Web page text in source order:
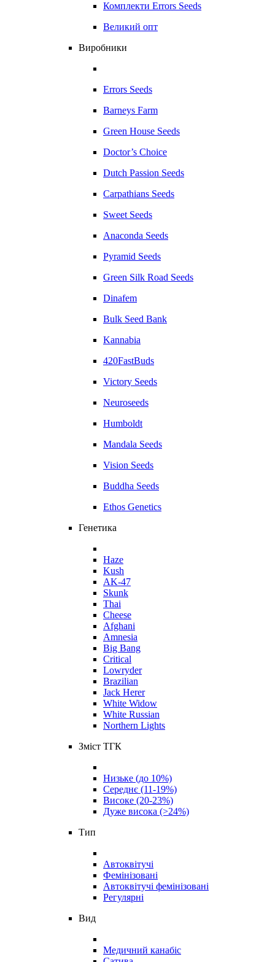
Комплекти Errors Seeds
Великий опт
Виробники
Errors Seeds
Barneys Farm
Green House Seeds
Doctor’s Choice
Dutch Passion Seeds
Carpathians Seeds
Sweet Seeds
Anaconda Seeds
Pyramid Seeds
Green Silk Road Seeds
Dinafem
Bulk Seed Bank
Kannabia
420FastBuds
Victory Seeds
Neuroseeds
Humboldt
Mandala Seeds
Vision Seeds
Buddha Seeds
Ethos Genetics
Генетика
Haze
Kush
AK-47
Skunk
Thai
Cheese
Afghani
Amnesia
Big Bang
Critical
Lowryder
Brazilian
Jack Herer
White Widow
White Russian
Northern Lights
Зміст ТГК
Низьке (до 10%)
Середнє (11-19%)
Високе (20-23%)
Дуже висока (>24%)
Тип
Автоквітучі
Фемінізовані
Автоквітучі фемінізовані
Регулярні
Вид
Медичний канабіс